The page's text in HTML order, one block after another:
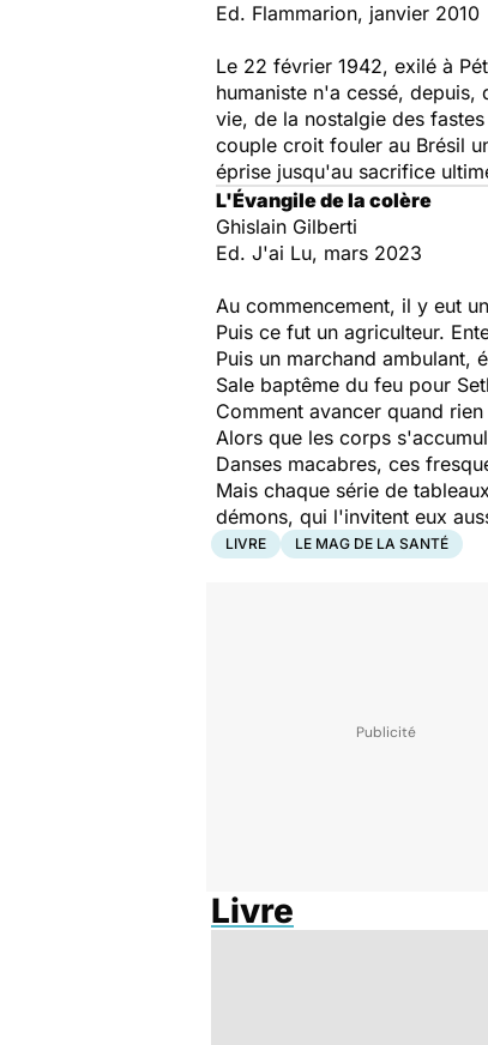
Ed. Flammarion, janvier 2010
Le 22 février 1942, exilé à
humaniste n'a cessé,
vie, de la nostalgie des
couple croit fouler au Brésil
éprise jusqu'au sacrifice
L'Évangile de la colère
Ghislain Gilberti
Ed. J'ai Lu, mars 2023
Au commencement, il y eut
Puis ce fut un agriculteur.
Puis un marchand ambulant,
Sale baptême du feu pour
Comment avancer quand
Alors que les corps
Danses macabres, ces
Mais chaque série de
démons, qui l'invitent eux
LIVRE LE MAG DE LA SANTÉ
Livre